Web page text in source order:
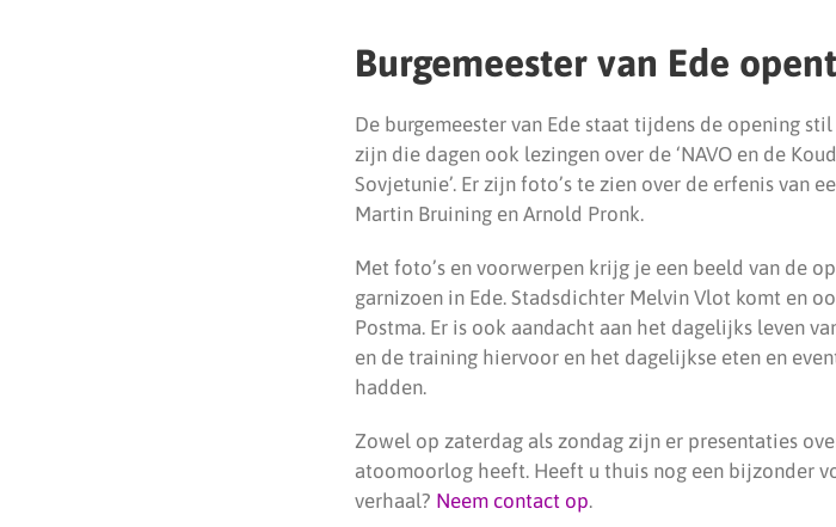
Burgemeester van Ede
De burgemeester van Ede staat tijdens de opening
zijn die dagen ook lezingen over de ‘NAVO en de
Sovjetunie’. Er zijn foto’s te zien over de erfenis van
Martin Bruining en Arnold Pronk.
Met foto’s en voorwerpen krijg je een beeld van de
garnizoen in Ede. Stadsdichter Melvin Vlot komt en
Postma. Er is ook aandacht aan het dagelijks leven
en de training hiervoor en het dagelijkse eten en
hadden.
Zowel op zaterdag als zondag zijn er presentaties
atoomoorlog heeft. Heeft u thuis nog een bijzonder
verhaal? Neem contact op.